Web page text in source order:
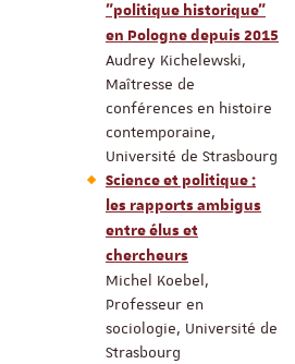
"politique historique"
en Pologne depuis 2015
Audrey Kichelewski,
Maîtresse de
conférences en histoire
contemporaine,
Université de Strasbourg
Science et politique :
les rapports ambigus
entre élus et
chercheurs
Michel Koebel,
Professeur en
sociologie, Université de
Strasbourg